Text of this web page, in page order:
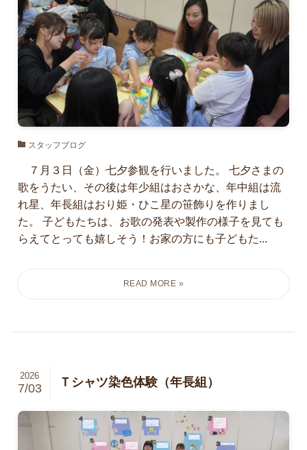
スタッフブログ
７月３日（金）七夕参観を行いました。 七夕さまの
歌をうたい、その後は年少組はおさかな、年中組は流
れ星、年長組はおり姫・ひこ星の笹飾りを作りまし
た。 子どもたちは、お歌の発表や製作の様子を見ても
らえてとっても嬉しそう！お家の方にも子どもた...
Ｔシャツ染色体験（年長組）
2026
7/03